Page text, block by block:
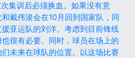
集训后必须换血。如果没有意
戴伟浚会在10月回到国家队，同
亚运队的刘洋。考虑到目前锋线
很有必要。同时，球员在场上的
未来在球队的位置。以这场比赛